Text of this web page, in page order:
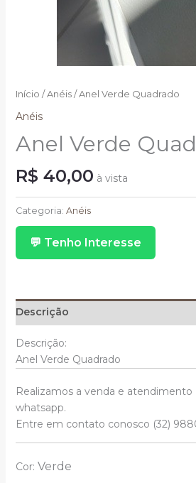
Início /Anéis/ Anel Verde Quadrado
Anéis
Anel Verde
R$ 40,00 à vista
Anel
Verde
Quadrado
quantidade
Categoria: Anéis
💬 Tenho Interesse
Descrição
Descrição:
Anel Verde Quadrado
Realizamos a venda e atendimento
whatsapp.
Entre em contato conosco (32)
Cor: Verde